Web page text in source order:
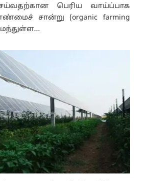
பெரிய வாய்ப்பாக
சான்று (organic farming